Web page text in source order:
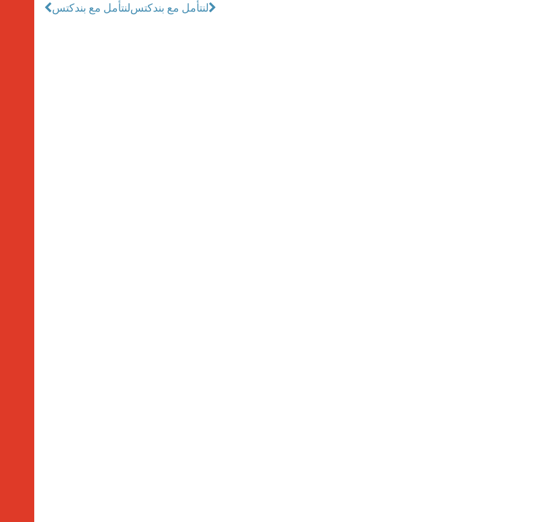
لنتأمل مع بندكتسلنتأمل مع بندكتس